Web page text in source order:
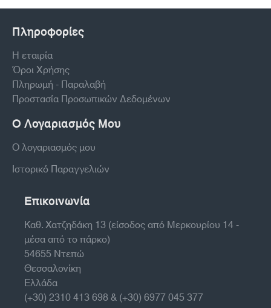
Πληροφορίες
Η εταιρία
Όροι Χρήσης
Πληρωμή - Παραλαβή
Προστασία Προσωπικών Δεδομένων
Ο Λογαριασμός Μου
Ο λογαριασμός μου
Ιστορικό Παραγγελιών
Επικοινωνία
Καθ. Χατζηδάκη 13 (είσοδος από Μερκουρίου 14 -
μέσα από το πάρκο)
54655 Ντεπώ
Θεσσαλονίκη
Ελλάδα
(+30) 2310 413 698 & (+30) 6977 045 377